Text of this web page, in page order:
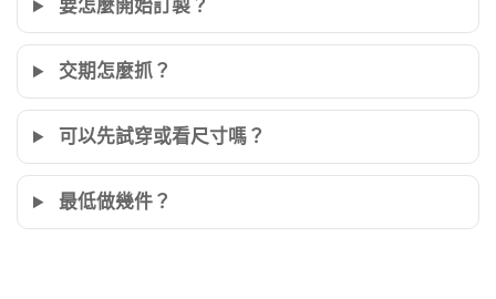
要怎麼開始訂製？
交期怎麼抓？
可以先試穿或看尺寸嗎？
最低做幾件？